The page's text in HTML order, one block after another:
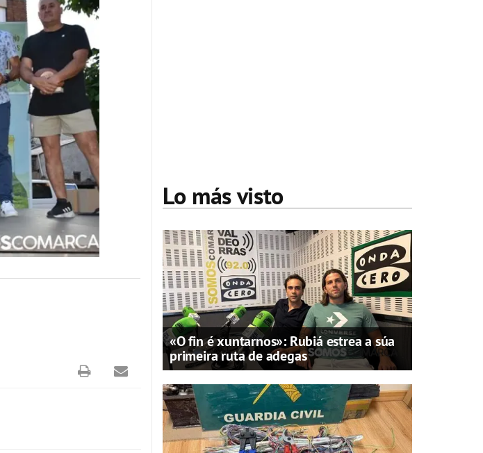
Lo más visto
«O fin é xuntarnos»: Rubiá estrea a súa
primeira ruta de adegas